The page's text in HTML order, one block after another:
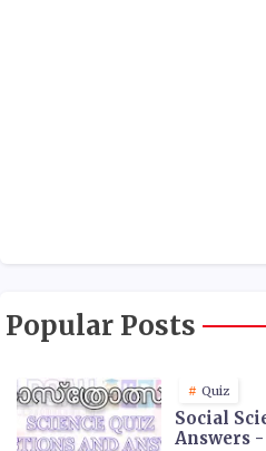
Popular Posts
Quiz
Social
Answers -